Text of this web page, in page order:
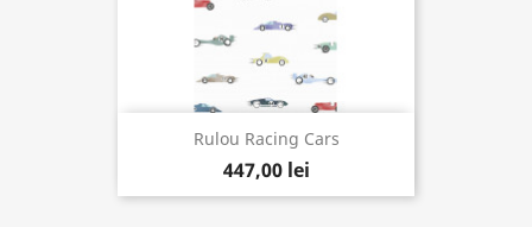
Rulou Racing Cars
447,00 lei